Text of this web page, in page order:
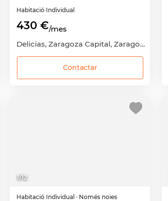
Habitació Individual
430 €/mes
Delicias, Zaragoza Capital, Zaragoza
Contactar
1/12
Habitació Individual · Només noies